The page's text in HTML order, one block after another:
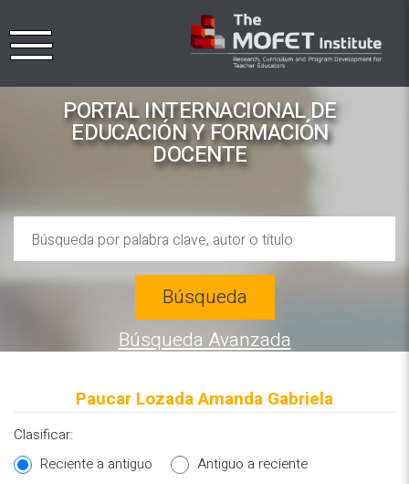
PORTAL INTERNACIONAL DE
EDUCACIÓN Y FORMACIÓN
DOCENTE
Búsqueda
Búsqueda Avanzada
Paucar Lozada Amanda Gabriela
Clasificar:
Reciente a antiguo
Antiguo a reciente